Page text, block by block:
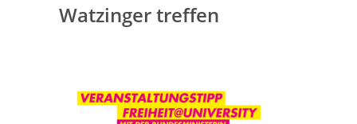
Watzinger treffen